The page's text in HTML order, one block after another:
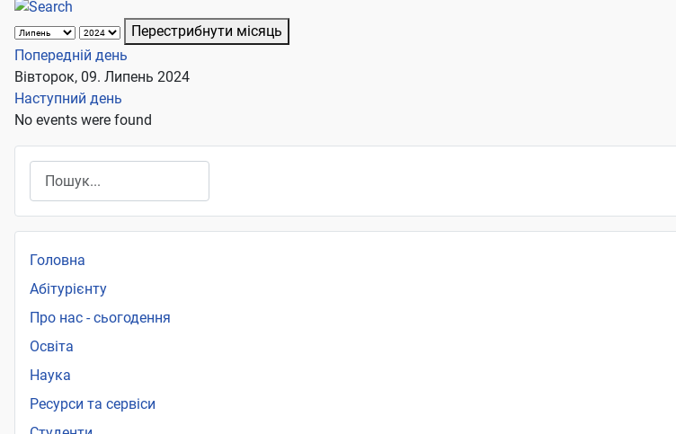
Перестрибнути місяць
Попередній день
Вівторок, 09. Липень 2024
Наступний день
No events were found
Головна
Абітурієнту
Про нас - сьогодення
Освіта
Наука
Ресурси та сервіси